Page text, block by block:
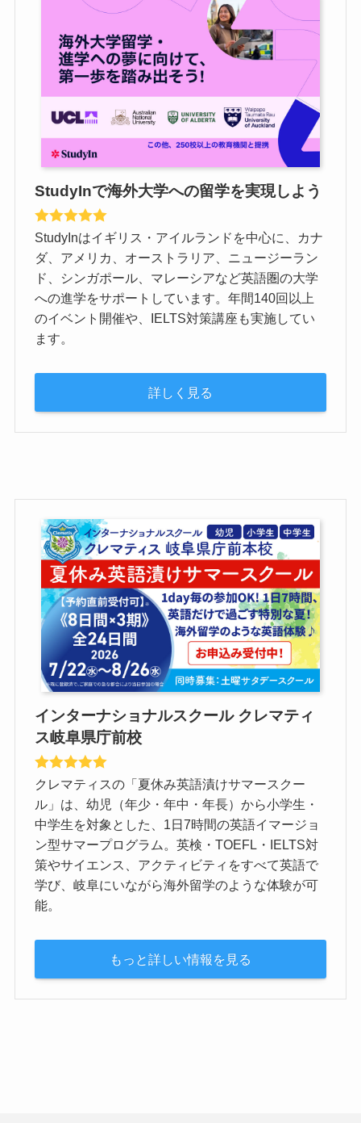
StudyInで海外大学への留学を実現しよう
StudyInはイギリス・アイルランドを中心に、カナ
ダ、アメリカ、オーストラリア、ニュージーラン
ド、シンガポール、マレーシアなど英語圏の大学
への進学をサポートしています。年間140回以上
のイベント開催や、IELTS対策講座も実施してい
ます。
詳しく見る
インターナショナルスクール クレマティ
ス岐阜県庁前校
クレマティスの「夏休み英語漬けサマースクー
ル」は、幼児（年少・年中・年長）から小学生・
中学生を対象とした、1日7時間の英語イマージョ
ン型サマープログラム。英検・TOEFL・IELTS対
策やサイエンス、アクティビティをすべて英語で
学び、岐阜にいながら海外留学のような体験が可
能。
もっと詳しい情報を見る